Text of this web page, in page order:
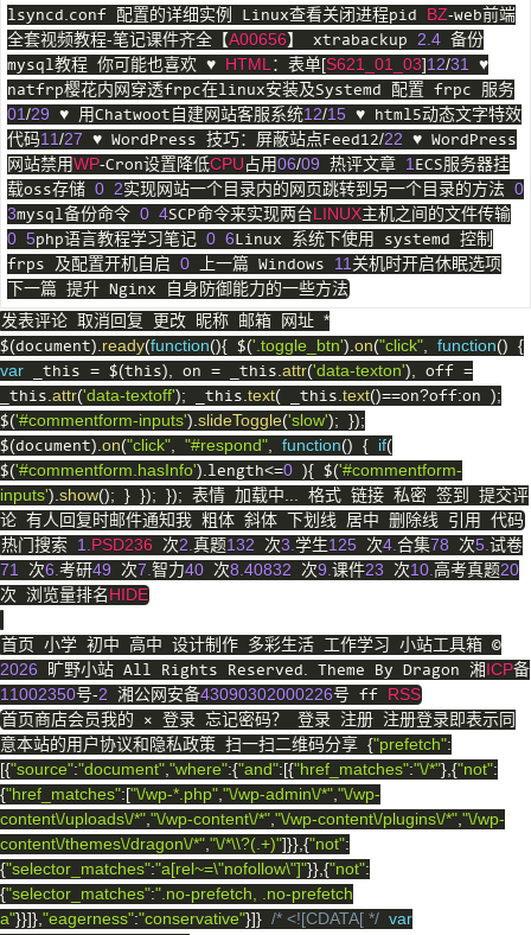
lsyncd conf 配置的详细实例 Linux查看关闭进程pid BZ-web前端
全套视频教程-笔记课件齐全【A00656】 xtrabackup 2.4 备份
mysql教程 你可能也喜欢 ♥ HTML ：表单[S621_01_03]12/31
♥
natfrp樱花内网穿透frpc在linux安装及Systemd 配置 frpc 服务
01/29 ♥ 用Chatwoot自建网站客服系统12/15 ♥ html5动态文字特效
代码11/27 ♥ WordPress 技巧：屏蔽站点Feed12/22 ♥ WordPress
网站禁用WP-Cron设置降低CPU 占用06/09 热评文章 1 ECS服务器挂
载oss存储 0 2实现网站一个目录内的网页跳转到另一个目录的方法 0
3mysql备份命令 0 4SCP命令来实现两台LINUX主机之间的文件传输
0 5php语言教程学习笔记 0 6Linux 系统下使用 systemd 控制
frps 及配置开机自启 0 上一篇 Windows 11 关机时开启休眠选项
下一篇 提升 Nginx 自身防御能力的一些方法
发表评论 取消回复 更改 昵称 邮箱 网址*
$(document) ready(function(){ $('.toggle_btn') on("click" function() {
var _this = $(this) on = _this attr('data-texton') off =
_this attr('data-textoff'); _this text( _this text()==on?off:on );
$('#commentform-inputs') slideToggle('slow'); });
$(document) on("click" "#respond" function() { if(
$('#commentform.hasInfo') length<=0 ){ $('#commentform-
inputs') show(); } }); }); 表情 加载中
格式 链接 私密 签到 提交评
论 有人回复时邮件通知我 粗体 斜体 下划线 居中 删除线 引用 代码
热门搜索 1. PSD236 次2.真题132 次3.学生125 次4.合集78 次5.试卷
71 次6. 考研49 次7. 智力40 次8.40832 次9. 课件23 次10. 高考真题20
次 浏览量排名 HIDE
首页 小学 初中 高中 设计制作 多彩生活 工作学习 小站工具箱 ©
2026 旷野小站 All Rights Reserved Theme By Dragon 湘 ICP备
11002350号-2 湘公网安备43090302000226号 ff RSS
首页商店会员我的 × 登录 忘记密码？ 登录 注册 注册登录即表示同
意本站的用户协议和隐私政策 扫一扫二维码分享 {"prefetch":
[{"source":"document" "where":{"and":[{"href_matches":"\/*"} {"not":
{"href_matches":["\/wp-*.php" "\/wp-admin\/*" "\/wp-
content\/uploads\/*" "\/wp-content\/*" "\/wp-content\/plugins\/*" "\/wp-
content\/themes\/dragon\/*" "\/*\\?(.+)"]}} {"not":
{"selector_matches":"a[rel~=\"nofollow\"]"}} {"not":
{"selector_matches":".no-prefetch, .no-prefetch
a"}}]} "eagerness":"conservative"}]} /* <![CDATA[ */ var